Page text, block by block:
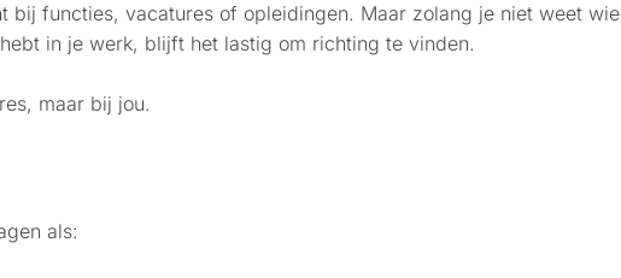
bij functies, vacatures of opleidingen. Maar zolang je niet weet wie
in je werk, blijft het lastig om richting te vinden.
maar bij jou.
als: